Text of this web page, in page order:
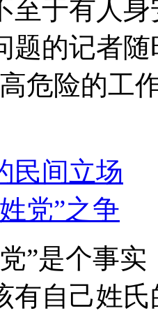
至于有人
题的记者
危险的工
民间立场
党”之争
”是个事
有自己姓